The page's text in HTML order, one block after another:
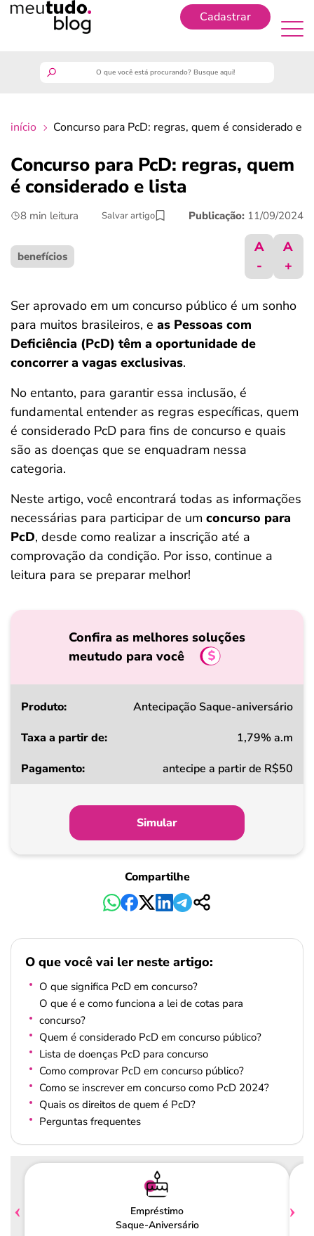
Cadastrar
finanças
benefícios
crédito fácil
ferramentas
início Concurso para PcD: regras, quem é considerado e
Concurso para PcD: regras, quem
é considerado e lista
8 min leitura Salvar artigo Publicação: 11/09/2024
benefícios
A
-
A
+
Ser aprovado em um concurso público é um sonho
para muitos brasileiros, e as Pessoas com
Deficiência (PcD) têm a oportunidade de
concorrer a vagas exclusivas.
No entanto, para garantir essa inclusão, é
fundamental entender as regras específicas, quem
é considerado PcD para fins de concurso e quais
são as doenças que se enquadram nessa
categoria.
Neste artigo, você encontrará todas as informações
necessárias para participar de um concurso para
PcD, desde como realizar a inscrição até a
comprovação da condição. Por isso, continue a
leitura para se preparar melhor!
Confira as melhores soluções
meutudo para você
Produto
a
Pagamento
Antecipação Saque-aniversário
1,79% a.m
antecipe a partir de R$50
Simular
Compartilhe
O que você vai ler neste artigo:
O que significa PcD em concurso?
O que é e como funciona a lei de cotas para
concurso?
Quem é considerado PcD em concurso público?
Lista de doenças PcD para concurso
Como comprovar PcD em concurso público?
Como se inscrever em concurso como PcD 2024?
Quais os direitos de quem é PcD?
Perguntas frequentes
Empréstimo
Saque-Aniversário